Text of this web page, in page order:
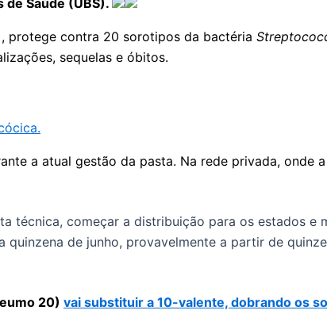
protege contra 20 sorotipos da bactéria
sequelas e óbitos.
a atual gestão da pasta. Na rede privada, onde
técnica, começar a distribuição para os estados e
de junho, provavelmente a partir de
20) vai substituir a 10-valente, dobrando os